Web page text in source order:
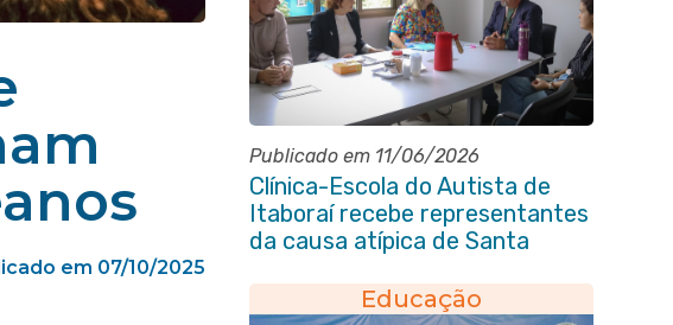
em 07/10/2025
Publicado em 11/06/2026
Clínica-Escola do Autista de
Itaboraí recebe representantes
da causa atípica de Santa
Educação